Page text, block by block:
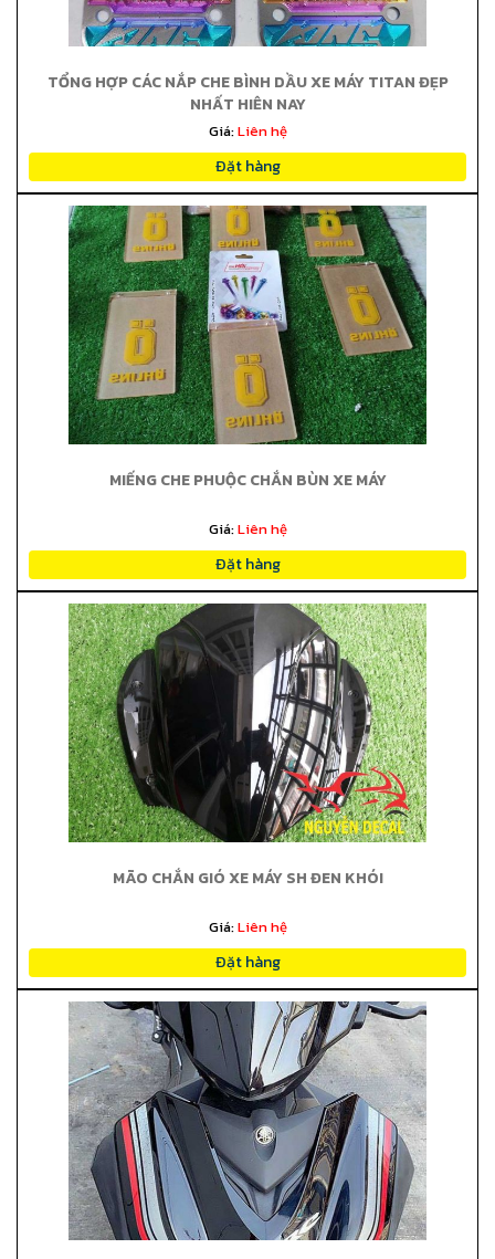
TỔNG HỢP CÁC NẮP CHE BÌNH DẦU XE MÁY TITAN ĐẸP
NHẤT HIỆN NAY
Giá:Liên hệ
Đặt hàng
MIẾNG CHE PHUỘC CHẮN BÙN XE MÁY
Giá:Liên hệ
Đặt hàng
MÃO CHẮN GIÓ XE MÁY SH ĐEN KHÓI
Giá:Liên hệ
Đặt hàng